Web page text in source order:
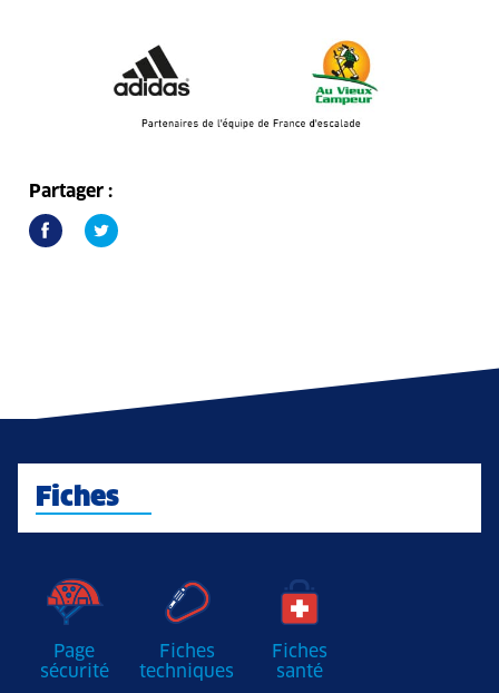
Partager :
Fiches
Page
sécurité
Fiches
techniques
Fiches
santé